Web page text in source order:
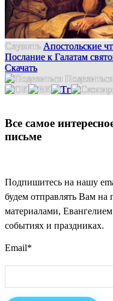
Слушать Апостольские
Послание к Галатам
Скачать
Поделиться
Все самое
письме
Подпишитесь на нашу
будем отправлять Вам
материалами,
событиях и праздниках.
Email*